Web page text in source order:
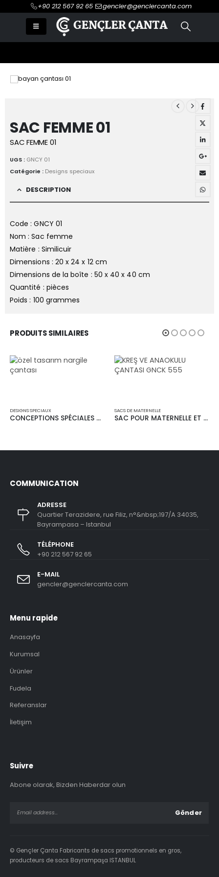
+90 212 567 92 65 gencler@genclercanta.com
SAC FEMME 01
SAC FEMME 01
UGS : GNCY 01
Catégorie : Designs speciaux
DESCRIPTION
Code : GNCY 01
Nom : Sac femme
Matière : Similicuir
Dimensions : 20 x 24 x 12 cm
Dimensions de la boîte : 50 x 40 x 40 cm
Quantité : pièces
Poids : 100 grammes
PRODUITS SIMILAIRES
DESIGNS SPECIAUX
CONCEPTIONS SPÉCIALES GNCÖ 3015
SACS DE MATERNELLE
SAC POUR MATERNELLE ET CRÉATURE GNCK 555
COMMUNICATION
ADRESSE
Quartier Terazidere, rue Filiz, n°&nbsp;197/A 34035,
Bayrampasa – Istanbul
TÉLÉPHONE
+90 212 567 92 65
E-MAIL
gencler@genclercanta.com
Menu rapide
Anasayfa
Kurumsal
Ürünler
Fudela
Referanslar
İletişim
Suivre
Abone olarak, Bizden Haberdar olun
© Gençler Çanta Fabricants de sacs promotionnels en gros,
producteurs de sacs Bayrampaşa ISTANBUL